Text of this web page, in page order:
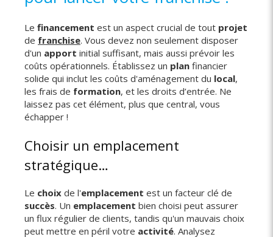
Le financement est un aspect crucial de tout projet
de franchise. Vous devez non seulement disposer
d'un apport initial suffisant, mais aussi prévoir les
coûts opérationnels. Établissez un plan financier
solide qui inclut les coûts d'aménagement du local,
les frais de formation, et les droits d’entrée. Ne
laissez pas cet élément, plus que central, vous
échapper !
Choisir un emplacement
stratégique…
Le choix de l'emplacement est un facteur clé de
succès. Un emplacement bien choisi peut assurer
un flux régulier de clients, tandis qu'un mauvais choix
peut mettre en péril votre activité. Analysez